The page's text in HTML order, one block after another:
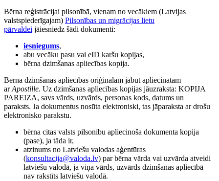
Bērna reģistrācijai pilsonībā, vienam no vecākiem (Latvijas
valstspiederīgajam) Pilsonības un migrācijas lietu
pārvaldei jāiesniedz šādi dokumenti:
iesniegums,
abu vecāku pasu vai eID karšu kopijas,
bērna dzimšanas apliecības kopija.
Bērna dzimšanas apliecības oriģinālam jābūt apliecinātam
arApostille. Uz dzimšanas apliecības kopijas jāuzraksta: KOPIJA
PAREIZA, savs vārds, uzvārds, personas kods, datums un
paraksts. Ja dokumentus nosūta elektroniski, tas jāparaksta ar drošu
elektronisko parakstu.
bērna citas valsts pilsonību apliecinoša dokumenta kopija
(pase), ja tāda ir,
atzinums no Latviešu valodas aģentūras
(konsultacija@valoda.lv) par bērna vārda vai uzvārda atveidi
latviešu valodā, ja viņa vārds, uzvārds dzimšanas apliecībā
nav rakstīts latviešu valodā.